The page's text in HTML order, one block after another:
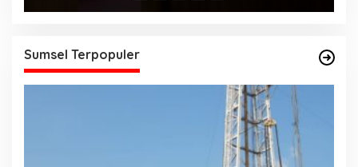
Sumsel Terpopuler